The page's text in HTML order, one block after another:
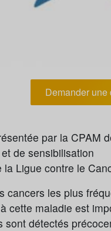
Demander une
par la CPAM
de sensibilisation
la Ligue contre le
cancers les plus
cette maladie est
sont détectés